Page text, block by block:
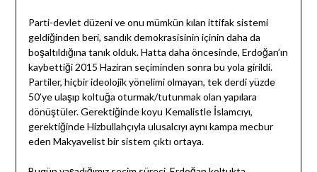
Parti-devlet düzeni ve onu mümkün kılan ittifak sistemi
geldiğinden beri, sandık demokrasisinin içinin daha da
boşaltıldığına tanık olduk. Hatta daha öncesinde, Erdoğan’ın
kaybettiği 2015 Haziran seçiminden sonra bu yola girildi.
Partiler, hiçbir ideolojik yönelimi olmayan, tek derdi yüzde
50’ye ulaşıp koltuğa oturmak/tutunmak olan yapılara
dönüştüler. Gerektiğinde koyu Kemalistle İslamcıyı,
gerektiğinde Hizbullahçıyla ulusalcıyı aynı kampa mecbur
eden Makyavelist bir sistem çıktı ortaya.